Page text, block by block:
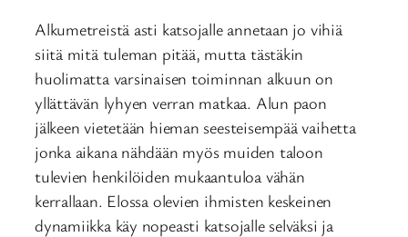
Alkumetreistä asti katsojalle annetaan jo vihiä
siitä mitä tuleman pitää, mutta tästäkin
huolimatta varsinaisen toiminnan alkuun on
yllättävän lyhyen verran matkaa. Alun paon
jälkeen vietetään hieman seesteisempää vaihetta
jonka aikana nähdään myös muiden taloon
tulevien henkilöiden mukaantuloa vähän
kerrallaan. Elossa olevien ihmisten keskeinen
dynamiikka käy nopeasti katsojalle selväksi ja